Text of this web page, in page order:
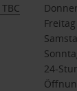
Freitag
24-